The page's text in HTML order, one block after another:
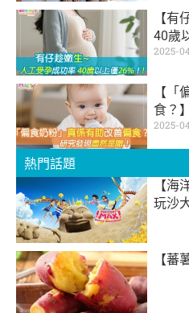
【有
40歲
2025-
【「
食？】
2025-
熱門話題
【海
玩沙
【蕃